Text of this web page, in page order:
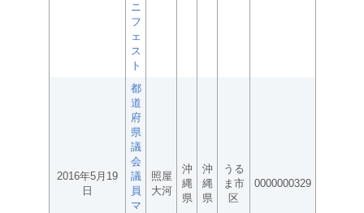
ニ
フ
ェ
ス
ト
2016年5月19
日
都
道
府
県
議
会
議
員
マ
照屋
大河
沖
縄
県
沖
縄
県
うる
ま市
区
0000000329